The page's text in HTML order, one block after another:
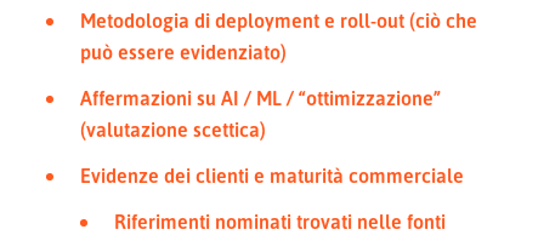
Metodologia di deployment e roll-out (ciò che
può essere evidenziato)
Affermazioni su AI / ML / “ottimizzazione”
(valutazione scettica)
Evidenze dei clienti e maturità commerciale
Riferimenti nominati trovati nelle fonti